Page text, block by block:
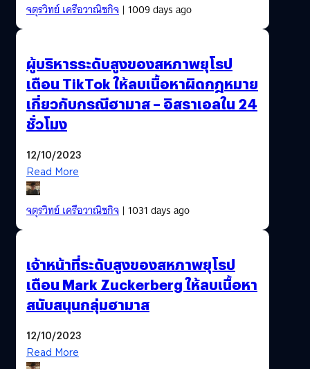
จตุรวิทย์ เครือวาณิชกิจ| 1009 days ago
ผู้บริหารระดับสูงของสหภาพยุโรป
เตือน TikTok ให้ลบเนื้อหาผิดกฎหมาย
เกี่ยวกับกรณีฮามาส – อิสราเอลใน 24
ชั่วโมง
12/10/2023
Read More
จตุรวิทย์ เครือวาณิชกิจ| 1031 days ago
เจ้าหน้าที่ระดับสูงของสหภาพยุโรป
เตือน Mark Zuckerberg ให้ลบเนื้อหา
สนับสนุนกลุ่มฮามาส
12/10/2023
Read More